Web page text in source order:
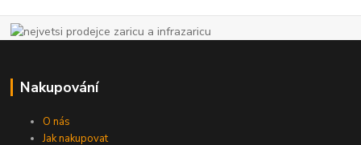
Nakupování
O nás
Jak nakupovat